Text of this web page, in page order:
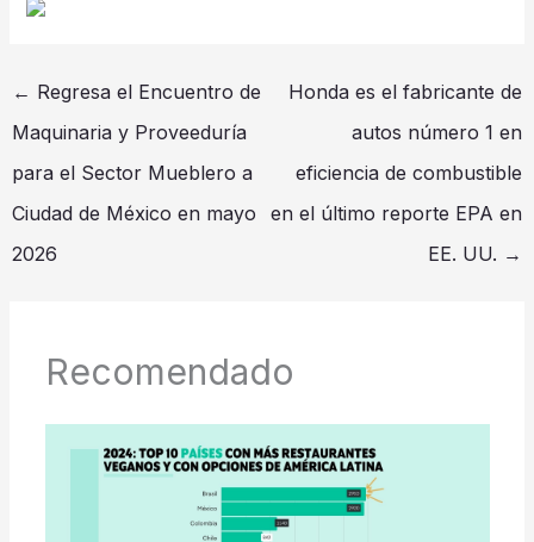
← Regresa el Encuentro de
Maquinaria y Proveeduría
para el Sector Mueblero a
Ciudad de México en mayo
2026
Honda es el fabricante de
autos número 1 en
eficiencia de combustible
en el último reporte EPA en
EE. UU. →
Recomendado